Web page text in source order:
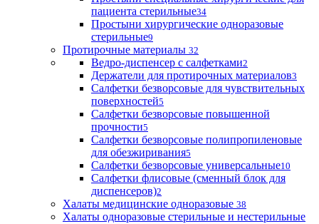
пациента стерильные34
Простыни хирургические одноразовые
стерильные9
Протирочные материалы 32
Ведро-диспенсер с салфетками2
Держатели для протирочных материалов3
Салфетки безворсовые для чувствительных
поверхностей5
Салфетки безворсовые повышенной
прочности5
Салфетки безворсовые полипропиленовые
для обезжиривания5
Салфетки безворсовые универсальные10
Салфетки флисовые (сменный блок для
диспенсеров)2
Халаты медицинские одноразовые 38
Халаты одноразовые стерильные и нестерильные